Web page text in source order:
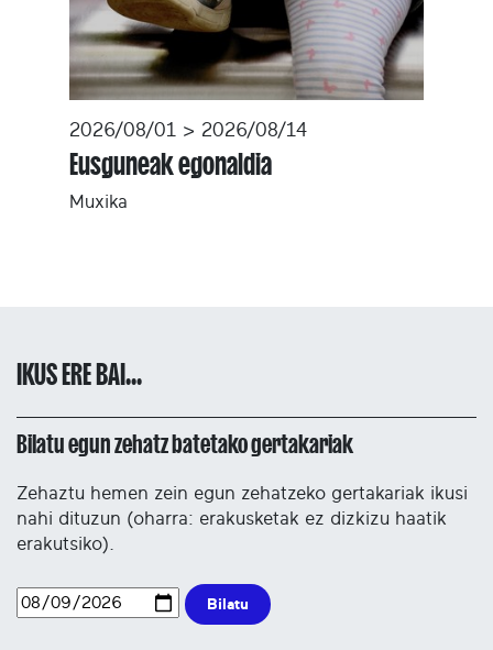
2026/08/01 > 2026/08/14
Eusguneak egonaldia
Muxika
IKUS ERE BAI...
Bilatu egun zehatz batetako gertakariak
Zehaztu hemen zein egun zehatzeko gertakariak ikusi
nahi dituzun (oharra: erakusketak ez dizkizu haatik
erakutsiko).
Bilatu